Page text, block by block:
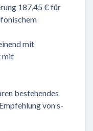
187,45 € für
mit
mit
bestehendes
von s-